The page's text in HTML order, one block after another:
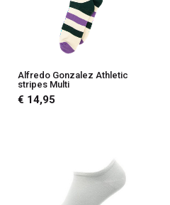
Alfredo Gonzalez Athletic
stripes Multi
€ 14,95